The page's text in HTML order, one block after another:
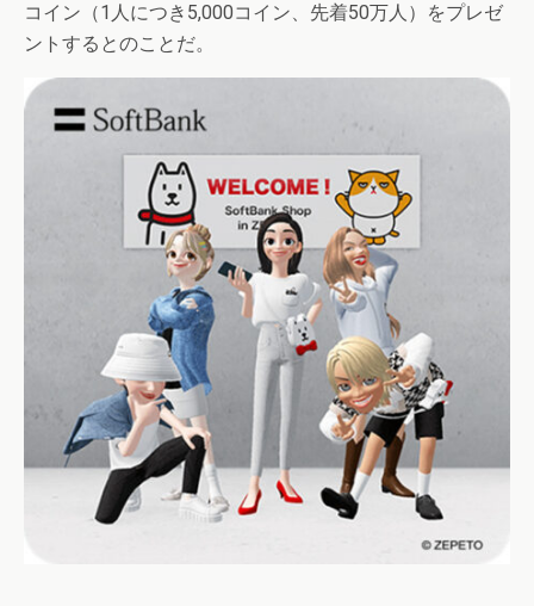
コイン（1人につき5,000コイン、先着50万人）をプレゼ
ントするとのことだ。